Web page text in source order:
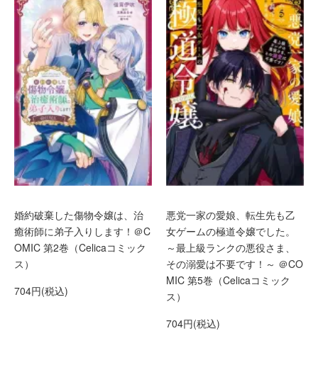
婚約破棄した傷物令嬢は、治
癒術師に弟子入りします！＠C
OMIC 第2巻（Celicaコミック
ス）
704円(税込)
悪党一家の愛娘、転生先も乙
女ゲームの極道令嬢でした。
～最上級ランクの悪役さま、
その溺愛は不要です！～ ＠CO
MIC 第5巻（Celicaコミック
ス）
704円(税込)